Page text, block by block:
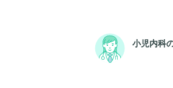
小児内科